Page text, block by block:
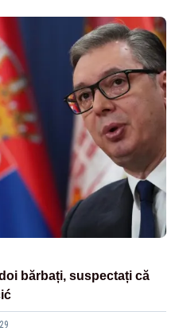
bărbați, suspectați că